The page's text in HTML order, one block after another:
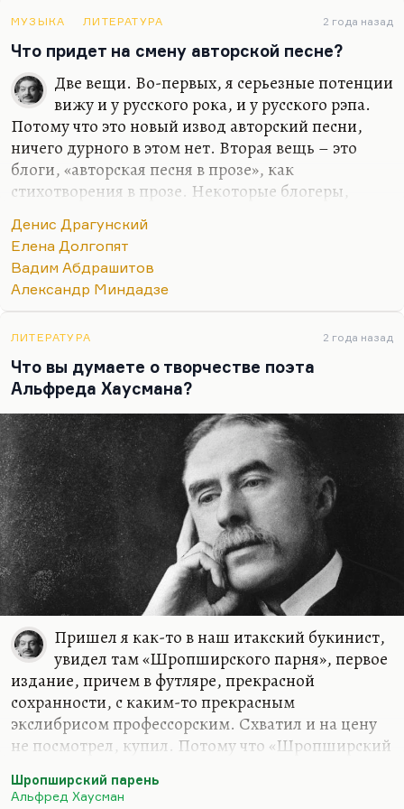
многие авторы той поры, он канул в начале
Перестройки. А вот у Веллера есть рассказ,
который лучше всего описывает психологию
людей 1947 года рождения: мы дети…
МУЗЫКА ЛИТЕРАТУРА 2 года назад
Что придет на смену авторской песне?
Две вещи. Во-первых, я серьезные потенции
вижу и у русского рока, и у русского рэпа.
Потому что это новый извод авторский песни,
ничего дурного в этом нет. Вторая вещь – это
блоги, «авторская песня в прозе», как
стихотворения в прозе. Некоторые блогеры,
ощущение нового жанра. Вот Денис Драгунский
в свое время популяризовал такой жанр, как
«рассказ на одной ладони». То есть это рассказ,
который можно накрыть ладонью одной руки.
Денис Драгунский – это проза будущего, многих
блогеров он научил.
Второй автор такого же класса – это Елена
Долгопят. Она сценарист, но она принесла в
прозу… Вот, это очень важно: она…
Денис Драгунский
Елена Долгопят
Вадим Абдрашитов
Александр Миндадзе
ЛИТЕРАТУРА 2 года назад
Что вы думаете о творчестве поэта
Альфреда Хаусмана?
Пришел я как-то в наш итакский букинист,
увидел там «Шропширского парня», первое
издание, причем в футляре, прекрасной
сохранности, с каким-то прекрасным
экслибрисом профессорским. Схватил и на цену
не посмотрел, купил. Потому что «Шропширский
нем, как и Иннокентии Анненском, были семена
Шропширский парень
Альфред Хаусман